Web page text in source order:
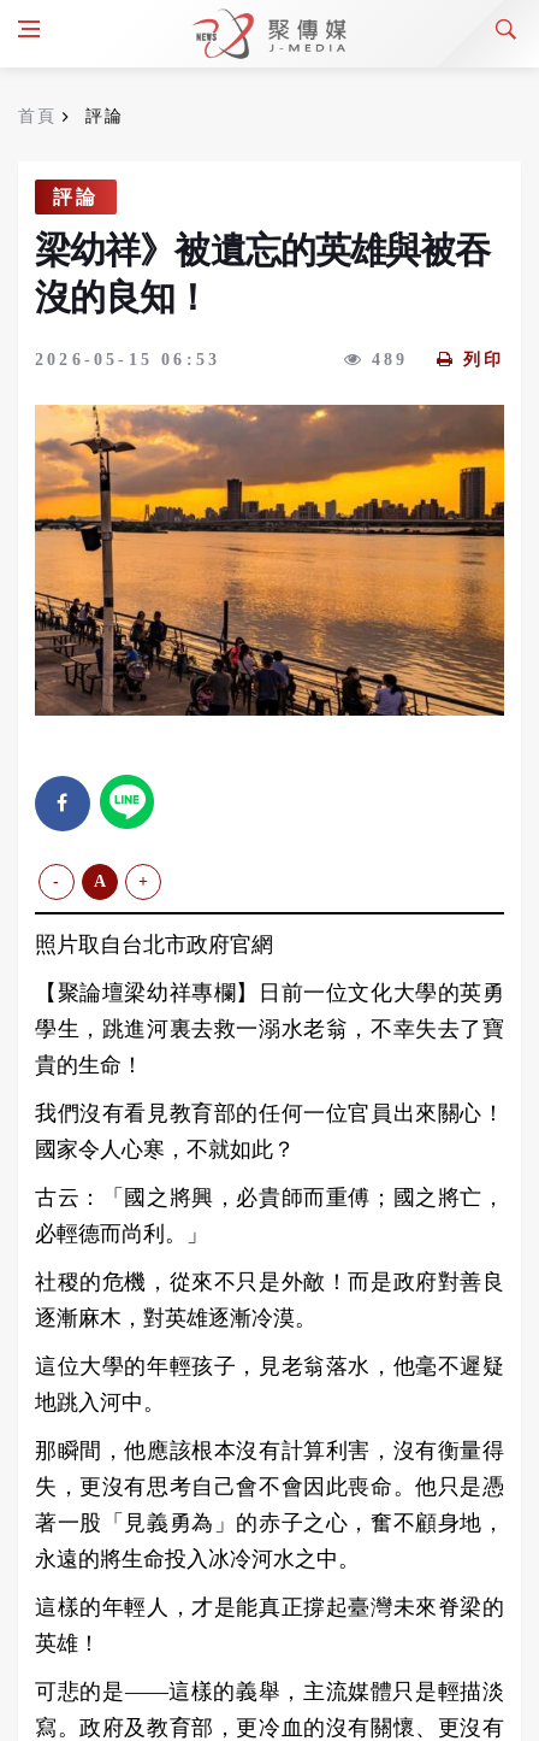
首頁 評論
評論
梁幼祥》被遺忘的英雄與被吞
沒的良知！
2026-05-15 06:53 489 列印
- A +
照片取自台北市政府官網
【聚論壇梁幼祥專欄】日前一位文化大學的英勇
學生，跳進河裏去救一溺水老翁，不幸失去了寶
貴的生命！
我們沒有看見教育部的任何一位官員出來關心！
國家令人心寒，不就如此？
古云：「國之將興，必貴師而重傅；國之將亡，
必輕德而尚利。」
社稷的危機，從來不只是外敵！而是政府對善良
逐漸麻木，對英雄逐漸冷漠。
這位大學的年輕孩子，見老翁落水，他毫不遲疑
地跳入河中。
那瞬間，他應該根本沒有計算利害，沒有衡量得
失，更沒有思考自己會不會因此喪命。他只是憑
著一股「見義勇為」的赤子之心，奮不顧身地，
永遠的將生命投入冰冷河水之中。
這樣的年輕人，才是能真正撐起臺灣未來脊梁的
英雄！
可悲的是——這樣的義舉，主流媒體只是輕描淡
寫。政府及教育部，更冷血的沒有關懷、更沒有